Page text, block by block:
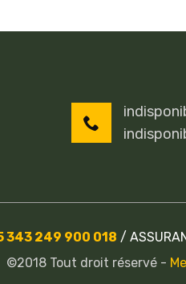
343 249 900 018 /
©2018 Tout droit réservé -